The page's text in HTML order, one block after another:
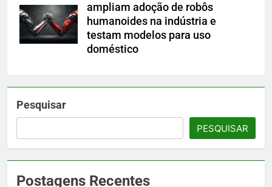
ampliam adoção de robôs
humanoides na indústria e
testam modelos para uso
doméstico
Pesquisar
PESQUISAR
Postagens Recentes